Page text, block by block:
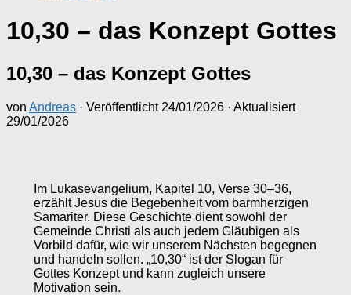
10,30 – das Konzept Gottes
10,30 – das Konzept Gottes
von Andreas · Veröffentlicht 24/01/2026 · Aktualisiert
29/01/2026
Im Lukasevangelium, Kapitel 10, Verse 30–36,
erzählt Jesus die Begebenheit vom barmherzigen
Samariter. Diese Geschichte dient sowohl der
Gemeinde Christi als auch jedem Gläubigen als
Vorbild dafür, wie wir unserem Nächsten begegnen
und handeln sollen. „10,30“ ist der Slogan für
Gottes Konzept und kann zugleich unsere
Motivation sein.